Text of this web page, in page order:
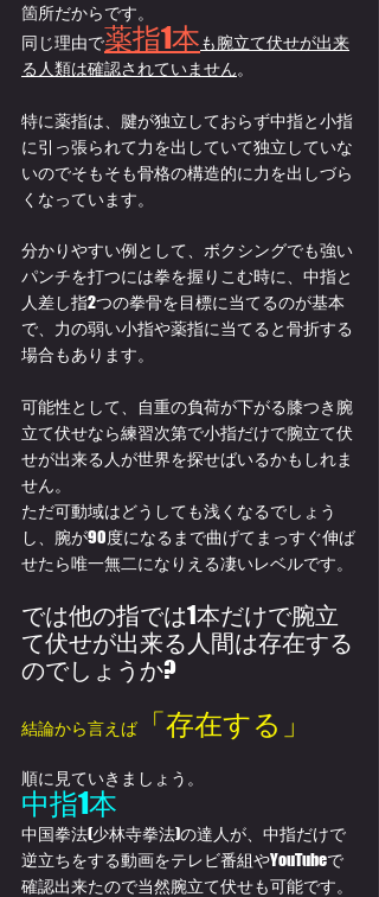
箇所だからです。
同じ理由で薬指1本も腕立て伏せが出来
る人類は確認されていません。
特に薬指は、腱が独立しておらず中指と小指
に引っ張られて力を出していて独立していな
いのでそもそも骨格の構造的に力を出しづら
くなっています。
分かりやすい例として、ボクシングでも強い
パンチを打つには拳を握りこむ時に、中指と
人差し指2つの拳骨を目標に当てるのが基本
で、力の弱い小指や薬指に当てると骨折する
場合もあります。
可能性として、自重の負荷が下がる膝つき腕
立て伏せなら練習次第で小指だけで腕立て伏
せが出来る人が世界を探せばいるかもしれま
せん。
ただ可動域はどうしても浅くなるでしょう
し、腕が90度になるまで曲げてまっすぐ伸ば
せたら唯一無二になりえる凄いレベルです。
では他の指では1本だけで腕立
て伏せが出来る人間は存在する
のでしょうか?
結論から言えば 「存在する」
順に見ていきましょう。
中指1本
中国拳法(少林寺拳法)の達人が、中指だけで
逆立ちをする動画をテレビ番組やYouTubeで
確認出来たので当然腕立て伏せも可能です。